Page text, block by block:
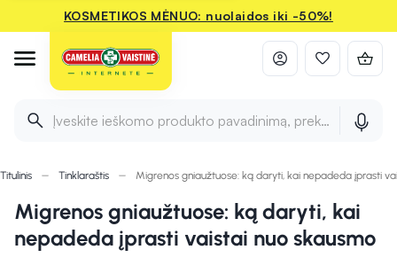
KOSMETIKOS MĖNUO: nuolaidos iki -50%!
Įveskite ieškomo produkto pavadinimą, prekės ženklą ir
Titulinis Tinklaraštis Migrenos gniaužtuose: ką daryti, kai nepadeda įprasti
Migrenos gniaužtuose: ką daryti, kai
nepadeda įprasti vaistai nuo skausmo